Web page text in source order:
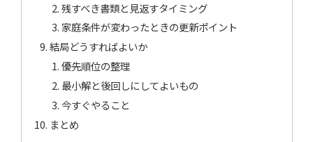
残すべき書類と見返すタイミング
家庭条件が変わったときの更新ポイント
結局どうすればよいか
優先順位の整理
最小解と後回しにしてよいもの
今すぐやること
まとめ